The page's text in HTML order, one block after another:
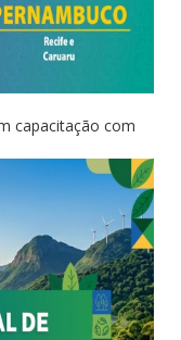
capacitação com